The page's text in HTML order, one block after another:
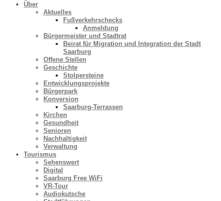
Über
Aktuelles
Fußverkehrschecks
Anmeldung
Bürgermeister und Stadtrat
Beirat für Migration und Integration der Stadt
Saarburg
Offene Stellen
Geschichte
Stolpersteine
Entwicklungsprojekte
Bürgerpark
Konversion
Saarburg-Terrassen
Kirchen
Gesundheit
Senioren
Nachhaltigkeit
Verwaltung
Tourismus
Sehenswert
Digital
Saarburg Free WiFi
VR-Tour
Audiokutsche